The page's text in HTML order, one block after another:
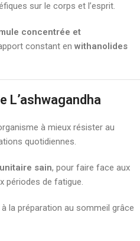
sur le corps et l’esprit.
concentrée et
constant en withanolides
L’ashwagandha
à mieux résister au
quotidiennes.
sain, pour faire face aux
périodes de fatigue.
la préparation au sommeil grâce